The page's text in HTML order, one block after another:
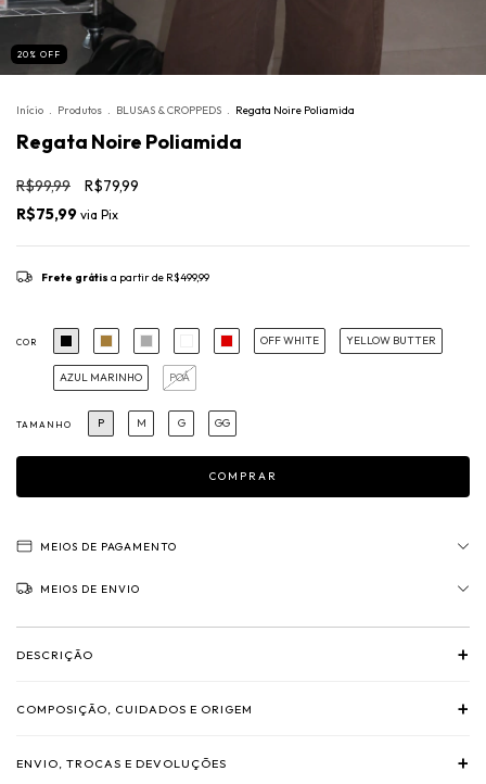
20 % OFF
Início . Produtos . BLUSAS & CROPPEDS . Regata Noire Poliamida
Regata Noire Poliamida
R$99,99
R$79,99
R$75,99 via Pix
Frete grátis a partir de R$499,99
COR OFF WHITE YELLOW BUTTER
AZUL MARINHO POÁ
TAMANHO P M G GG
MEIOS DE PAGAMENTO
MEIOS DE ENVIO
DESCRIÇÃO +
COMPOSIÇÃO, CUIDADOS E ORIGEM +
ENVIO, TROCAS E DEVOLUÇÕES +